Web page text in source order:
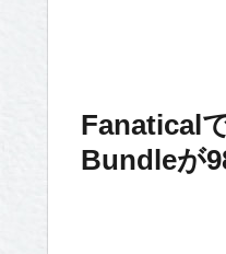
Fanatical
Bundleが